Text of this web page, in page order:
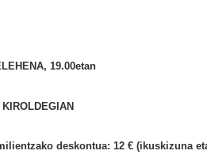
19.00etan
deskontua: 12 € (ikuskizuna